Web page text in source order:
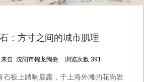
：方寸之间的城市肌理
自:沈阳市锦龙陶瓷 浏览次数:391
石板上踏响晨露，于上海外滩的花岗岩